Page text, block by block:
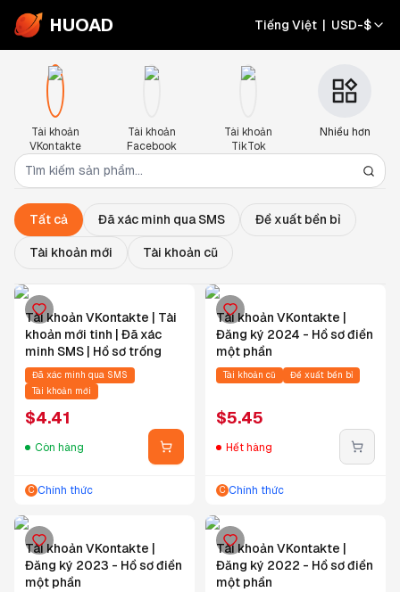
HUOAD Tiếng Việt | USD-$
Tài khoản
VKontakte
Tài khoản
Facebook
Tài khoản
TikTok
Nhiều hơn
Tất cả Đã xác minh qua SMS Đề xuất bền bỉ
Tài khoản mới Tài khoản cũ
Tài khoản VKontakte | Tài
khoản mới tinh | Đã xác
minh SMS | Hồ sơ trống
Đã xác minh qua SMS
Tài khoản mới
$4.41
Còn hàng
C Chính thức
Tài khoản VKontakte |
Đăng ký 2024 - Hồ sơ điền
một phần
Tài khoản cũ Đề xuất bền bỉ
$5.45
Hết hàng
C Chính thức
Tài khoản VKontakte |
Đăng ký 2023 - Hồ sơ điền
một phần
Tài khoản VKontakte |
Đăng ký 2022 - Hồ sơ điền
một phần